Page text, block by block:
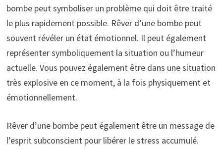
bombe peut symboliser un problème qui doit être traité
le plus rapidement possible. Rêver d’une bombe peut
souvent révéler un état émotionnel. Il peut également
représenter symboliquement la situation ou l’humeur
actuelle. Vous pouvez également être dans une situation
très explosive en ce moment, à la fois physiquement et
émotionnellement.
Rêver d’une bombe peut également être un message de
l’esprit subconscient pour libérer le stress accumulé.